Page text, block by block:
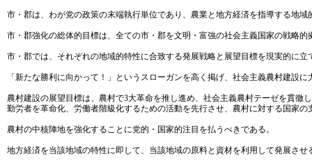
市・郡は、わが党の政策の末端執行単位であり、農業と地方経済を指導する地
市・郡強化の総体的目標は、全ての市・郡を文明・富強の社会主義国家の戦略
市・郡では、それぞれの地域的特性に合致する発展戦略と展望目標を現実的に
「新たな勝利に向かって！」というスローガンを高く掲げ、社会主義農村建設
農村建設の展望目標は、農村で3大革命を推し進め、社会主義農村テーゼを貫
勤労者を革命化、労働者階級化するための活動を先行させ、農村に対する国家
農村の中核陣地を強化することに党的・国家的注目を払うべきである。
地方経済を当該地域の特性に即して、当該地域の原料と資材を利用して発展さ